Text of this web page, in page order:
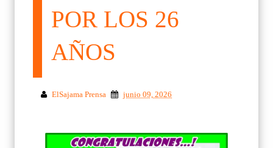
POR LOS 26
AÑOS
ElSajama Prensa junio 09, 2026